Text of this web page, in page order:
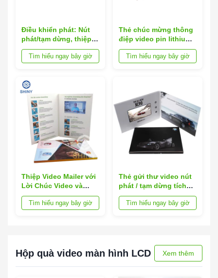
Điều khiển phát: Nút
phát/tạm dừng, thiệp
chúc mừng video có
màn hình giấy bìa và
nghiệp và chiến dịch
Tìm hiểu ngay bây giờ
Thẻ chúc mừng thông
điệp video pin lithium-
ion sạc có loa tích hợp
nâng cao các buổi
Tìm hiểu ngay bây giờ
Thiệp Video Mailer với
Lời Chúc Video và
Nhạc PCM, Phù Hợp
cho Mạng lưới Kinh
Tìm hiểu ngay bây giờ
Thẻ gửi thư video nút
phát / tạm dừng tích
hợp với bộ nhớ 8 GB
hỗ trợ định dạng MOV
Tìm hiểu ngay bây giờ
Hộp quà video màn hình LCD Xem thêm